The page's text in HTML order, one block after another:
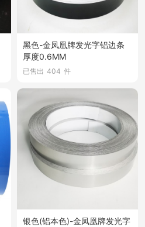
黑色-金凤凰牌发光字铝边条
厚度0.6MM
已售出 404 件
银色(铝本色)-金凤凰牌发光字